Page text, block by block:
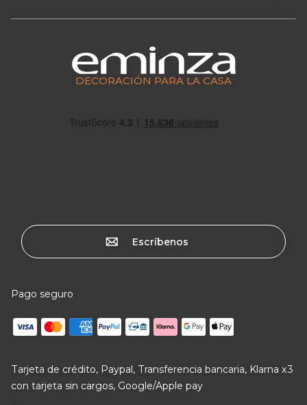
DECORACIÓN PARA LA CASA
Escríbenos
Pago seguro
Tarjeta de crédito, Paypal, Transferencia bancaria, Klarna x3
con tarjeta sin cargos, Google/Apple pay